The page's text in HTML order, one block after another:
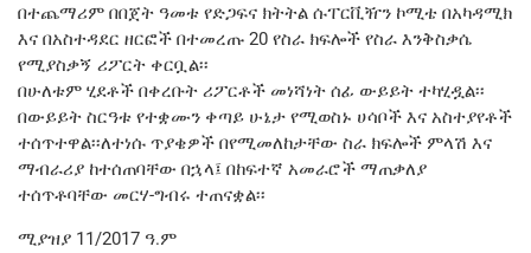
በተጨማሪም በበጀት ዓመቱ የድጋፍና ክትትል ሱፐርቪዥን ኮሚቴ በአካዳሚክ
እና በአስተዳደር ዘርፎች በተመረጡ 20 የስራ ክፍሎች የስራ እንቅስቃሴ
የሚያስቃኝ ሪፖርት ቀርቧል፡፡
በሁለቱም ሂደቶች በቀረቡት ሪፖርቶች መነሻነት ሰፊ ውይይት ተካሂዷል፡፡
በውይይት ስርዓቱ የተቋሙን ቀጣይ ሁኔታ የሚወስኑ ሀሳቦች እና አስተያየቶች
ተሰጥተዋል፡፡ለተነሱ ጥያቄዎች በየሚመለከታቸው ስራ ክፍሎች ምላሽ እና
ማብራሪያ ከተሰጠባቸው በኋላ፤ በከፍተኛ አመራሮች ማጠቃለያ
ተሰጥቶባቸው መርሃ-ግብሩ ተጠናቋል፡፡
ሚያዝያ 11/2017 ዓ.ም